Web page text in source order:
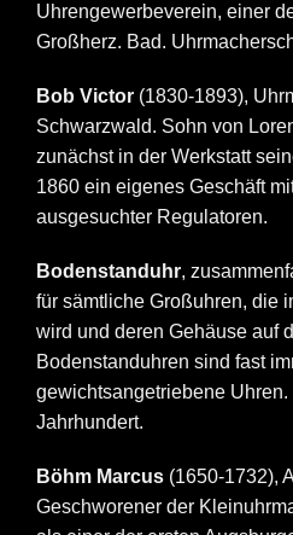
Uhrengewerbeverein, einer
Großherz. Bad.
Bob Victor (1830-1893),
Schwarzwald. Sohn von
zunächst in der Werkstatt
1860 ein eigenes Geschäft
ausgesuchter Regulatoren.
Bodenstanduhr,
für sämtliche Großuhren, die
wird und deren Gehäuse auf
Bodenstanduhren sind fast
gewichtsangetriebene
Jahrhundert.
Böhm Marcus (1650-1732),
Geschworener der